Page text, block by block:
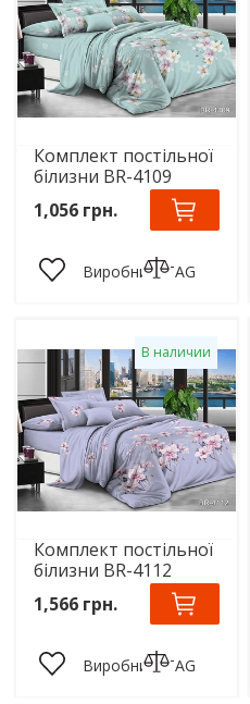
Комплект постільної
білизни BR-4109
1,056 грн.
Виробник: TAG
В наличии
Комплект постільної
білизни BR-4112
1,566 грн.
Виробник: TAG